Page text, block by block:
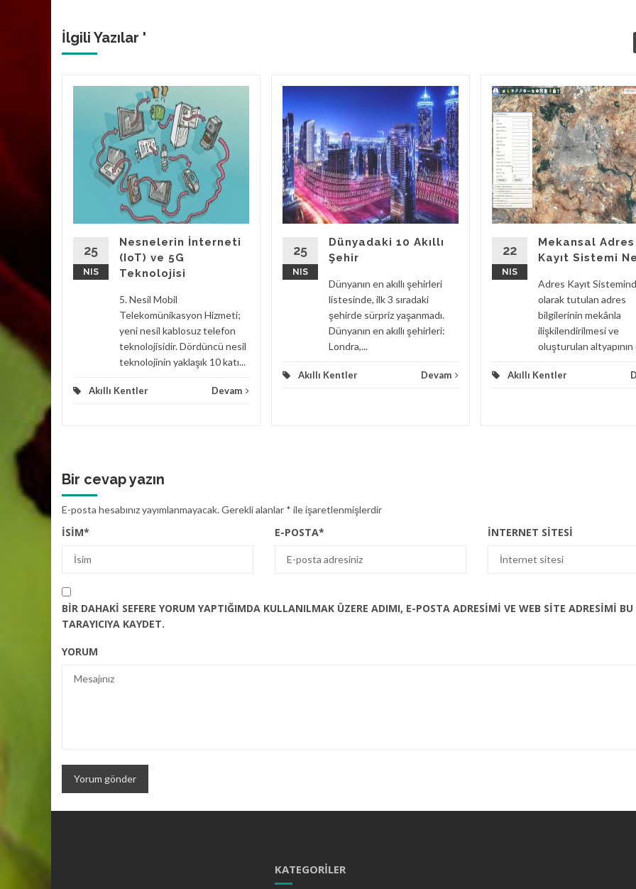
İlgili Yazılar '
şu
25
NIS
Nesnelerin İnterneti
(IoT) ve 5G
Teknolojisi
5. Nesil Mobil
Telekomünikasyon Hizmeti;
yeni nesil kablosuz telefon
teknolojisidir. Dördüncü nesil
teknolojinin yaklaşık 10 katı...
Akıllı Kentler Devam
25
NIS
Dünyadaki 10 Akıllı
Şehir
Dünyanın en akıllı şehirleri
listesinde, ilk 3 sıradaki
şehirde sürpriz yaşanmadı.
Dünyanın en akıllı şehirleri:
Londra,...
Akıllı Kentler Devam
22
NIS
Mekansal Adres
Kayıt Sistemi
Adres Kayıt
olarak tutulan adres
bilgilerinin mekânla
ilişkilendirilmesi ve
oluşturulan altyapının
Akıllı Kentler
Bir cevap yazın
E-posta hesabınız yayımlanmayacak.Gerekli alanlar * ile işaretlenmişlerdir
İSIM* E-POSTA* İNTERNET SITESI
BIR DAHAKI SEFERE YORUM YAPTIĞIMDA KULLANILMAK ÜZERE ADIMI, E-POSTA ADRESIMI VE WEB SITE ADRESIMI BU
TARAYICIYA KAYDET.
YORUM
KATEGORILER